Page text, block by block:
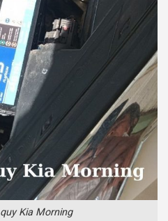
Kia Morning